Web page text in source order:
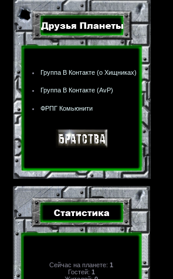
Группа В Контакте (о Хищниках)
Группа В Контакте (AvP)
ФРПГ Комьюнити
Сейчас на планете: 1
Гостей: 1